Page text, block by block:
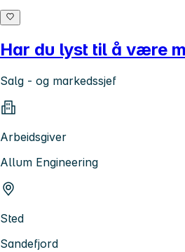
Har du lyst til å være
Salg - og markedssjef
Arbeidsgiver
Allum Engineering
Sted
Sandefjord